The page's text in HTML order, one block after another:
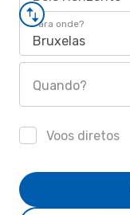
Para onde?
Bruxelas
Quando?
Voos diretos